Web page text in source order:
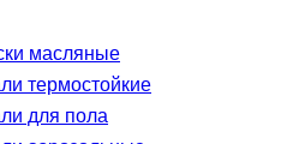
масляные
термостойкие
для пола